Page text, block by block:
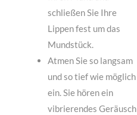
schließen Sie Ihre
Lippen fest um das
Mundstück.
Atmen Sie so langsam
und so tief wie möglich
ein. Sie hören ein
vibrierendes Geräusch